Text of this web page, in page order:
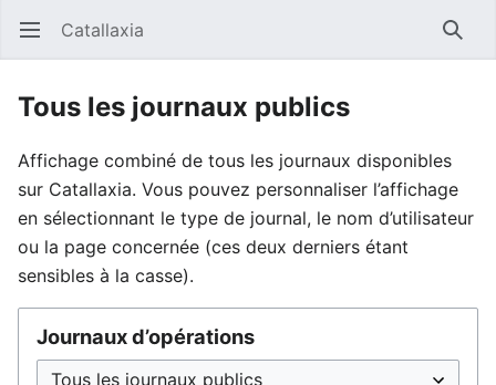
Ouvrir le menu principal Catallaxia
Tous les journaux publics
Affichage combiné de tous les journaux disponibles
sur Catallaxia. Vous pouvez personnaliser l’affichage
en sélectionnant le type de journal, le nom d’utilisateur
ou la page concernée (ces deux derniers étant
sensibles à la casse).
Journaux d’opérations